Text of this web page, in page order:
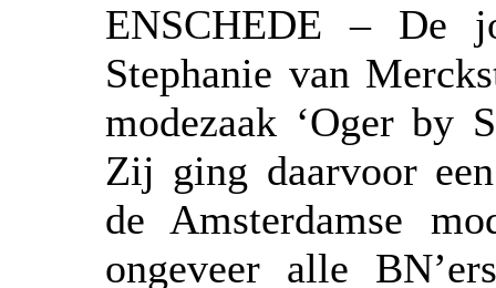
ENSCHEDE – De
Stephanie van
modezaak ‘Oger by
Zij ging daarvoor
de Amsterdamse
ongeveer alle